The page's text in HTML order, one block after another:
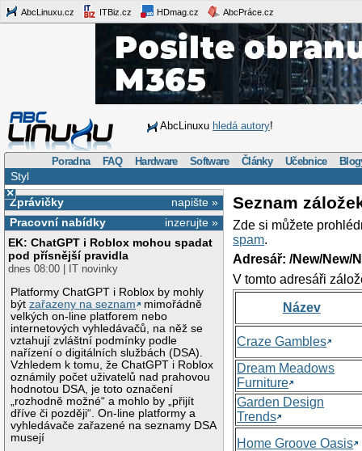
AbcLinuxu.cz ITBiz.cz HDmag.cz AbcPráce.cz
AbcLinuxu hledá autory!
Poradna FAQ Hardware Software Články Učebnice
Styl
×
napište »
Zprávičky
inzerujte »
Pracovní nabídky
EK: ChatGPT i Roblox mohou spadat
pod přísnější pravidla
dnes 08:00 | IT novinky
Platformy ChatGPT i Roblox by mohly
býtzařazeny na seznam
mimořádně
velkých on-line platforem nebo
internetových vyhledávačů, na něž se
vztahují zvláštní podmínky podle
nařízení o digitálních službách (DSA).
Vzhledem k tomu, že ChatGPT i Roblox
oznámily počet uživatelů nad prahovou
hodnotou DSA, je toto označení
„rozhodně možné“ a mohlo by „přijít
dříve či později“. On-line platformy a
vyhledávače zařazené na seznamy DSA
musejí
Seznam
Zde si můžete
spam.
Adresář: /New/New/
V tomto adresáři
Název
Craze Gambles
Dream Meadows
Furniture
Garden Design
Trends
Home Groove Oasis